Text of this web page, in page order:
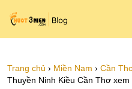
Trang chủ › Miền Nam › Cần
Thuyền Ninh Kiều Cần Thơ